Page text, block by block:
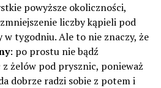
powyższe okoliczności,
liczby kąpieli pod
tygodniu. Ale to nie znaczy, że
: po prostu nie bądź
żelów pod prysznic, ponieważ
dobrze radzi sobie z potem i